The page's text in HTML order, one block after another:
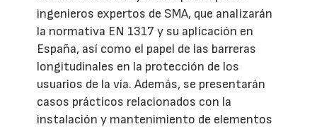
ingenieros expertos de SMA, que analizarán
la normativa EN 1317 y su aplicación en
España, así como el papel de las barreras
longitudinales en la protección de los
usuarios de la vía. Además, se presentarán
casos prácticos relacionados con la
instalación y mantenimiento de elementos